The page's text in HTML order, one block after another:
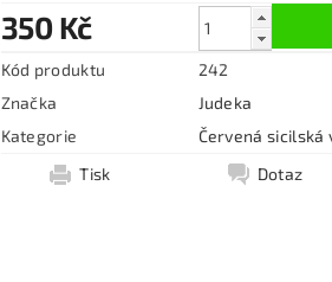
350 Kč
Kód produktu
242
Značka
Judeka
Kategorie
Červená sicilská
Tisk
Dotaz